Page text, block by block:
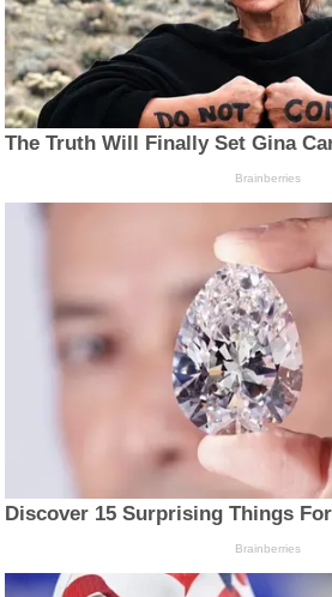
The Truth Will Finally Set Gina
Brainberries
Discover 15 Surprising Things
Brainberries